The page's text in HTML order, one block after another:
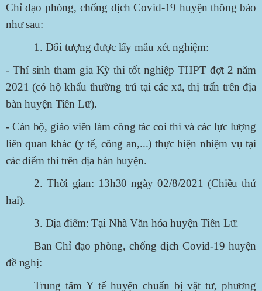
Chỉ đạo phòng, chống dịch Covid-19 huyện thông báo
như sau:
1. Đối tượng được lấy mẫu xét nghiệm:
- Thí sinh tham gia Kỳ thi tốt nghiệp THPT đợt 2 năm
2021 (có hộ khẩu thường trú tại các xã, thị trấn trên địa
bàn huyện Tiên Lữ).
- Cán bộ, giáo viên làm công tác coi thi và các lực lượng
liên quan khác (y tế, công an,...) thực hiện nhiệm vụ tại
các điểm thi trên địa bàn huyện.
2. Thời gian: 13h30 ngày 02/8/2021 (Chiều thứ
hai).
3. Địa điểm: Tại Nhà Văn hóa huyện Tiên Lữ.
Ban Chỉ đạo phòng, chống dịch Covid-19 huyện
đề nghị:
Trung tâm Y tế huyện chuẩn bị vật tư, phương